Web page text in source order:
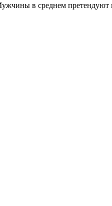
в среднем претендуют